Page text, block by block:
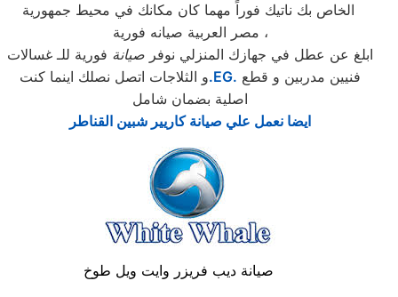
الخاص بك ناتيك فوراً مهما كان مكانك في محيط جمهورية
مصر العربية صيانه فورية ،
ابلغ عن عطل في جهازك المنزلي نوفر صيانة فورية للـ غسالات
و الثلاجات اتصل نصلك اينما كنت.EG.
اصلية بضمان شامل
ايضا نعمل علي صيانة كاريير شبين القناطر
صيانة ديب فريزر وايت ويل طوخ